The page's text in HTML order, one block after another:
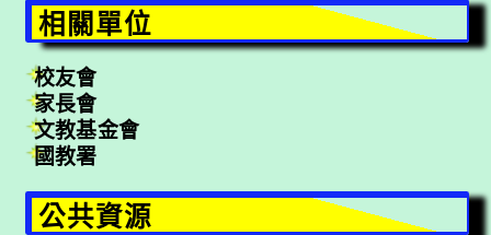
相關單位
校友會
家長會
文教基金會
國教署
公共資源